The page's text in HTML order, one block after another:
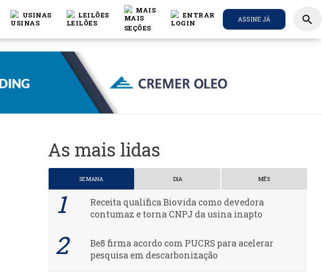
USINAS LEILÕES
MAIS
ENTRAR ASSINE JÁ search
As mais lidas
SEMANA DIA MÊS
Receita qualifica Biovida como devedora
contumaz e torna CNPJ da usina inapto
Be8 firma acordo com PUCRS para acelerar
pesquisa em descarbonização